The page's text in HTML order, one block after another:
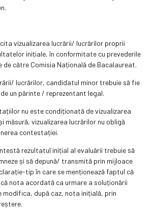
vizualizarea lucrării/ lucrărilor proprii
inițiale, în conformitate cu prevederile
către Comisia Națională de Bacalaureat.
lucrărilor, candidatul minor trebuie să fie
un părinte / reprezentant legal.
nu este condiționată de vizualizarea
măsură, vizualizarea lucrărilor nu obligă
contestației.
rezultatul inițial al evaluării trebuie să
și să depună/ transmită prin mijloace
tip în care se menționează faptul că
nota acordată ca urmare a soluționării
după caz, nota inițială, prin